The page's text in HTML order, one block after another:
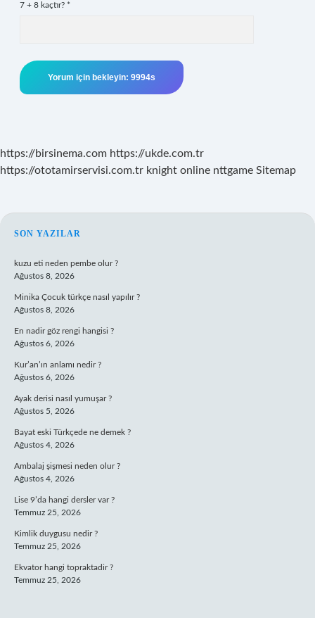
7 + 8 kaçtır? *
https://birsinema.com https://ukde.com.tr
https://ototamirservisi.com.tr knight online nttgame Sitemap
SIDEBAR
SON YAZILAR
kuzu eti neden pembe olur ?
Ağustos 8, 2026
Minika Çocuk türkçe nasıl yapılır ?
Ağustos 8, 2026
En nadir göz rengi hangisi ?
Ağustos 6, 2026
Kur’an’ın anlamı nedir ?
Ağustos 6, 2026
Ayak derisi nasıl yumuşar ?
Ağustos 5, 2026
Bayat eski Türkçede ne demek ?
Ağustos 4, 2026
Ambalaj şişmesi neden olur ?
Ağustos 4, 2026
Lise 9’da hangi dersler var ?
Temmuz 25, 2026
Kimlik duygusu nedir ?
Temmuz 25, 2026
Ekvator hangi topraktadir ?
Temmuz 25, 2026